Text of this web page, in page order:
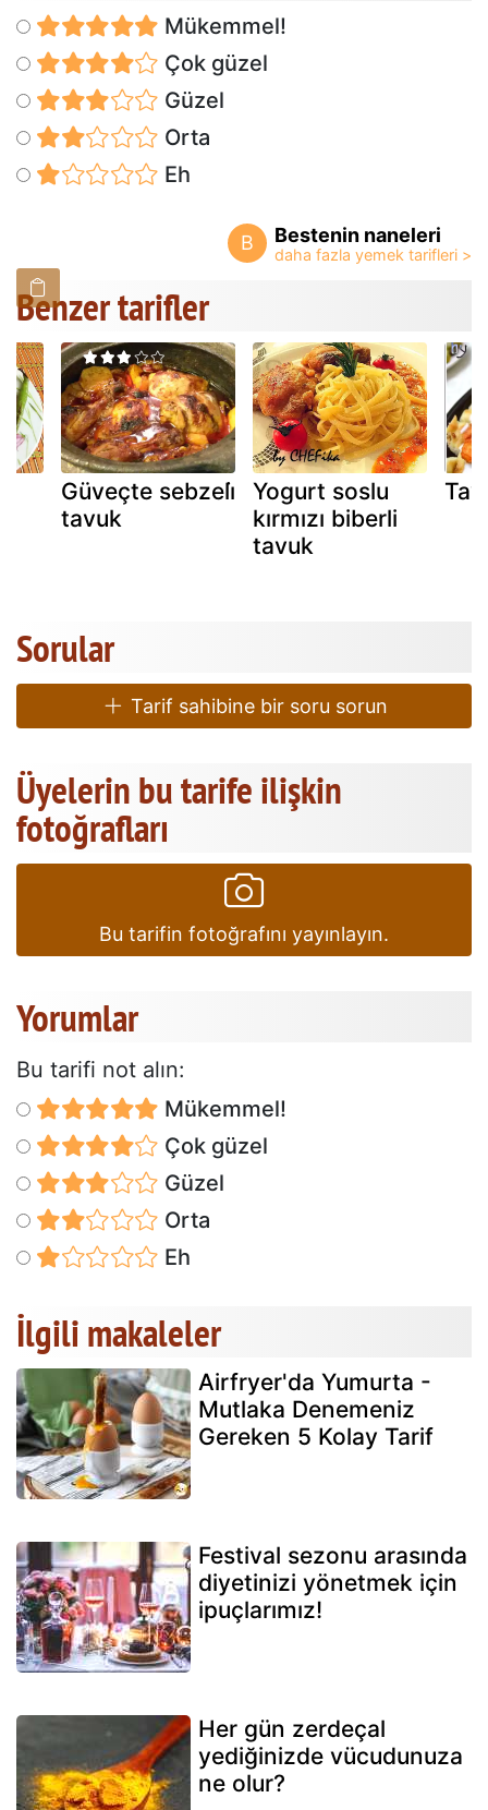
Mükemmel!
Çok güzel
Güzel
Orta
Eh
B Bestenin naneleri
Benzer tarifler
Güveçte sebzeli̇
tavuk
Yogurt soslu
kırmızı biberli
tavuk
Sorular
Tarif sahibine bir soru sorun
Üyelerin bu tarife ilişkin
fotoğrafları
Bu tarifin fotoğrafını yayınlayın.
Yorumlar
Bu tarifi not alın:
Mükemmel!
Çok güzel
Güzel
Orta
Eh
İlgili makaleler
Airfryer'da Yumurta -
Mutlaka Denemeniz
Gereken 5 Kolay Tarif
Festival sezonu arasında
diyetinizi yönetmek için
ipuçlarımız!
Her gün zerdeçal
yediğinizde vücudunuza
ne olur?